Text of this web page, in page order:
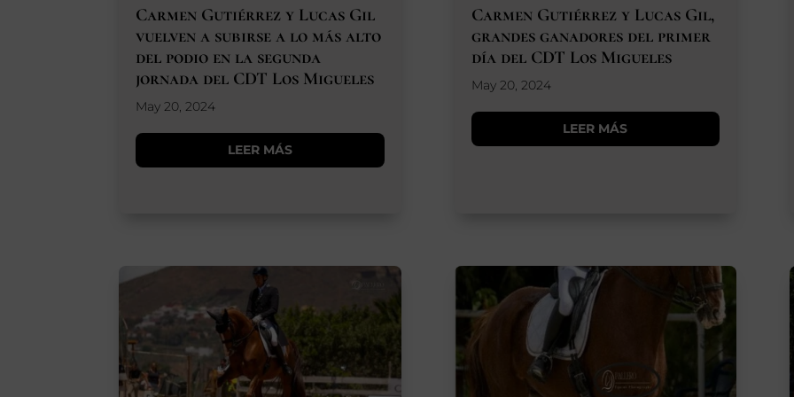
Carmen Gutiérrez y Lucas Gil
vuelven a subirse a lo más alto
del podio en la segunda
jornada del CDT Los Migueles
May 20, 2024
LEER MÁS
Carmen Gutiérrez y Lucas Gil,
grandes ganadores del primer
día del CDT Los Migueles
May 20, 2024
LEER MÁS